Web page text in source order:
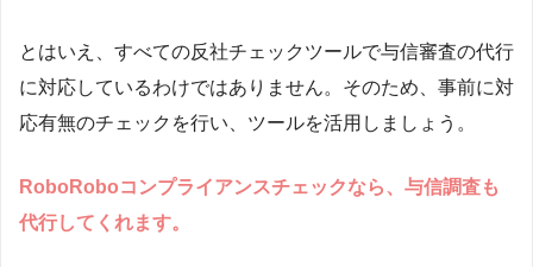
とはいえ、すべての反社チェックツールで与信審査の代行
に対応しているわけではありません。そのため、事前に対
応有無のチェックを行い、ツールを活用しましょう。
RoboRoboコンプライアンスチェックなら、与信調査も
代行してくれます。